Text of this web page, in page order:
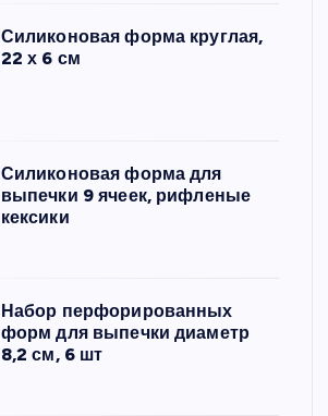
Силиконовая форма круглая,
22 х 6 см
Силиконовая форма для
выпечки 9 ячеек, рифленые
кексики
Набор перфорированных
форм для выпечки диаметр
8,2 см, 6 шт